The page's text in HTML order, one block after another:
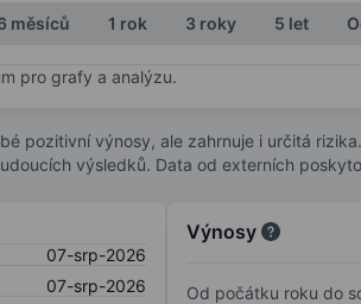
měsíců 1 rok 3 roky 5 let
pro grafy a analýzu.
pozitivní výnosy, ale zahrnuje i určitá
výsledků. Data od externích
07-srp-2026
07-srp-2026
Výnosy
Od počátku roku do